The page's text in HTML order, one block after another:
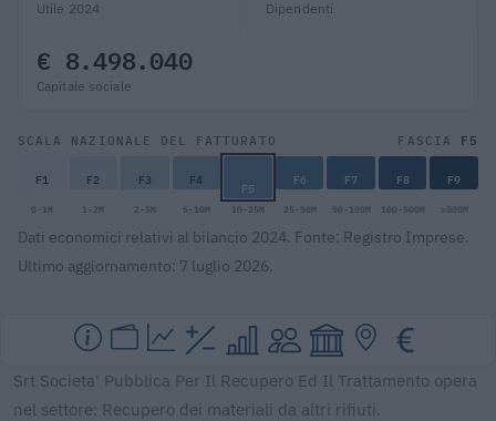
Utile 2024 Dipendenti
€ 8.498.040
Capitale sociale
SCALA NAZIONALE DEL FATTURATO FASCIA F5
F1 F2 F3 F4 F5 F6 F7 F8 F9
0-1M 1-2M 2-5M 5-10M 10-25M 25-50M 50-100M 100-500M >500M
Dati economici relativi al bilancio 2024. Fonte: Registro Imprese.
Ultimo aggiornamento: 7 luglio 2026.
Srt Societa' Pubblica Per Il Recupero Ed Il Trattamento opera
nel settore: Recupero dei materiali da altri rifiuti.